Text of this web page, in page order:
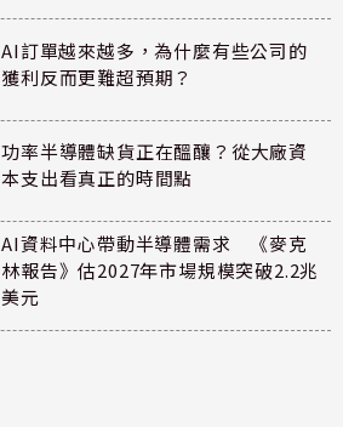
AI訂單越來越多，為什麼有些公司的
獲利反而更難超預期？
功率半導體缺貨正在醞釀？從大廠資
本支出看真正的時間點
AI資料中心帶動半導體需求 《麥克
林報告》估2027年市場規模突破2.2兆
美元